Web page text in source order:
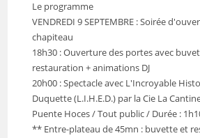
Le programme
VENDREDI 9 SEPTEMBRE : Soirée
chapiteau
18h30 : Ouverture des portes avec
restauration + animations DJ
20h00 : Spectacle avec L'Incroyable
Duquette (L.I.H.E.D.) par la Cie La
Puente Hoces / Tout public / Durée :
** Entre-plateau de 45mn : buvette et